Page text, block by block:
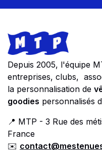
Footer
Store information
Depuis 2005, l'équipe
entreprises, clubs,
la personnalisation de
goodies personnalisés
📍 MTP - 3 Rue des
France
✉️